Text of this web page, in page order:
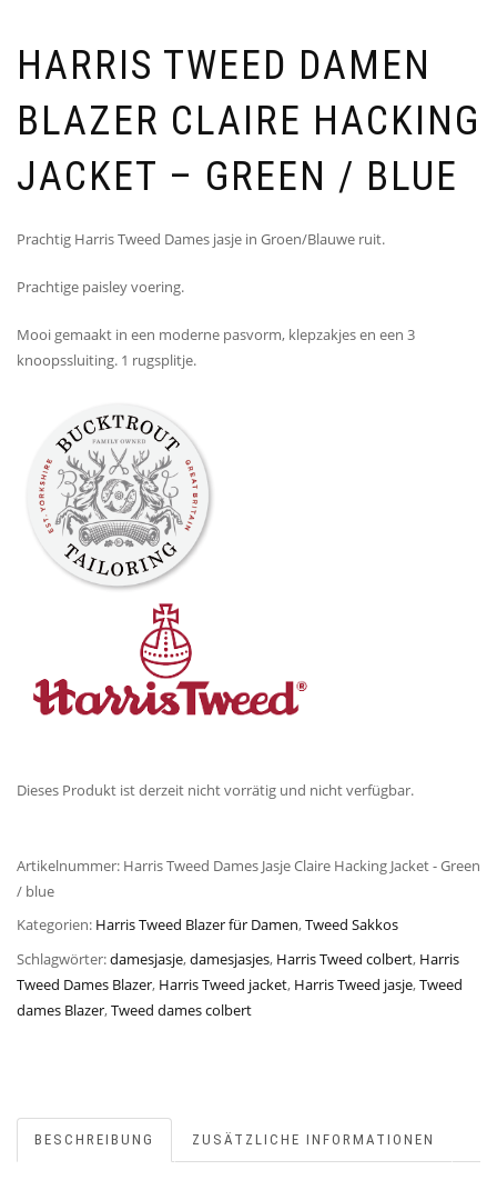
HARRIS TWEED DAMEN
BLAZER CLAIRE HACKING
JACKET – GREEN / BLUE
Prachtig Harris Tweed Dames jasje in Groen/Blauwe ruit.
Prachtige paisley voering.
Mooi gemaakt in een moderne pasvorm, klepzakjes en een 3
knoopssluiting. 1 rugsplitje.
Dieses Produkt ist derzeit nicht vorrätig und nicht verfügbar.
Artikelnummer: Harris Tweed Dames Jasje Claire Hacking Jacket - Green
/ blue
Kategorien: Harris Tweed Blazer für Damen,Tweed Sakkos
Schlagwörter:damesjasje,damesjasjes, Harris Tweed colbert, Harris
Tweed Dames Blazer, Harris Tweed jacket, Harris Tweed jasje,Tweed
dames Blazer,Tweed dames colbert
BESCHREIBUNG ZUSÄTZLICHE INFORMATIONEN